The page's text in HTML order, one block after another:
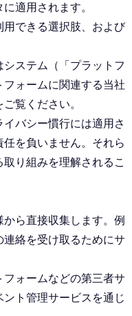
適用されます。
できる選択肢、および
ステム（「プラットフ
ォームに関連する当社
ご覧ください。
バシー慣行には適用さ
を負いません。それら
り組みを理解されるこ
ら直接収集します。例
絡を受け取るためにサ
ォームなどの第三者サ
ト管理サービスを通じ